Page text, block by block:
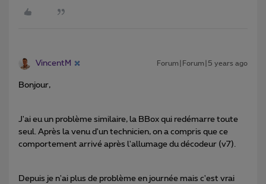
VincentM Forum|Forum|5 years ago
Bonjour,
J'ai eu un problème similaire, la BBox qui redémarre toute
seul. Après la venu d'un technicien, on a compris que ce
comportement arrivé après l'allumage du décodeur (v7).
Depuis je n'ai plus de problème en journée mais c'est vrai